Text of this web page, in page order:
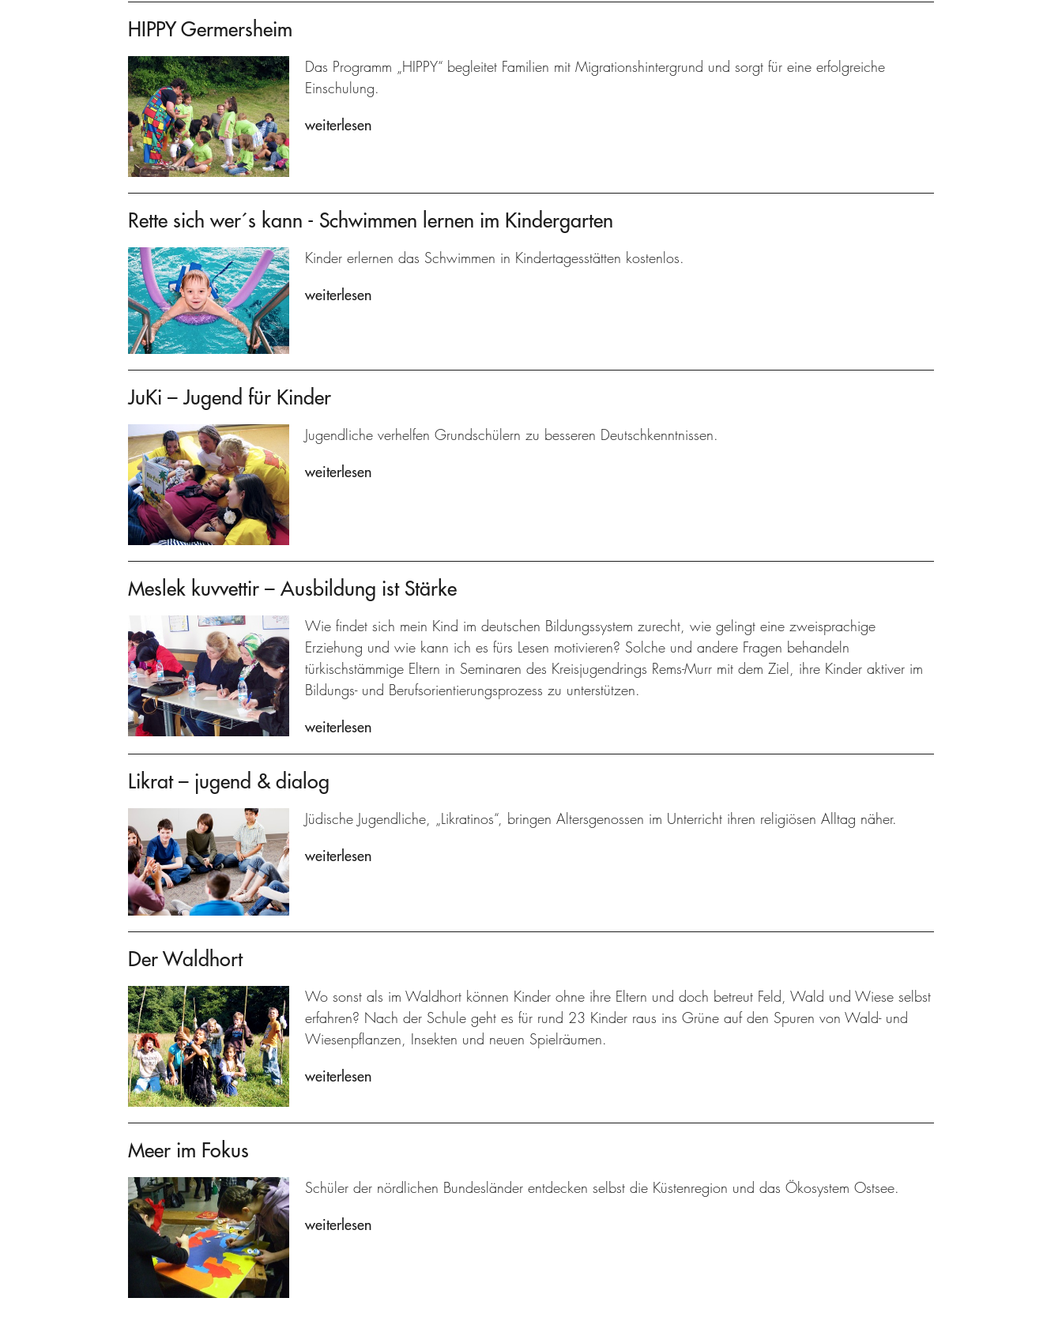
HIPPY Germersheim
Das Programm „HIPPY“ begleitet Familien mit Migrationshintergrund und sorgt für eine erfolgreiche
Einschulung.
weiterlesen
Rette sich wer´s kann - Schwimmen lernen im Kindergarten
Kinder erlernen das Schwimmen in Kindertagesstätten kostenlos.
weiterlesen
JuKi – Jugend für Kinder
Jugendliche verhelfen Grundschülern zu besseren Deutschkenntnissen.
weiterlesen
Meslek kuvvettir – Ausbildung ist Stärke
Wie findet sich mein Kind im deutschen Bildungssystem zurecht, wie gelingt eine zweisprachige
Erziehung und wie kann ich es fürs Lesen motivieren? Solche und andere Fragen behandeln
türkischstämmige Eltern in Seminaren des Kreisjugendrings Rems-Murr mit dem Ziel, ihre Kinder aktiver im
Bildungs- und Berufsorientierungsprozess zu unterstützen.
weiterlesen
Likrat – jugend & dialog
Jüdische Jugendliche, „Likratinos“, bringen Altersgenossen im Unterricht ihren religiösen Alltag näher.
weiterlesen
Der Waldhort
Wo sonst als im Waldhort können Kinder ohne ihre Eltern und doch betreut Feld, Wald und Wiese selbst
erfahren? Nach der Schule geht es für rund 23 Kinder raus ins Grüne auf den Spuren von Wald- und
Wiesenpflanzen, Insekten und neuen Spielräumen.
weiterlesen
Meer im Fokus
Schüler der nördlichen Bundesländer entdecken selbst die Küstenregion und das Ökosystem Ostsee.
weiterlesen